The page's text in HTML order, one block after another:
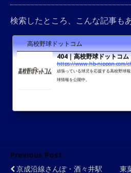
検索したところ、こんな記事も
高校野球ドットコム
404｜高校野球ドットコム
頑張っている球児を応援する高校野球
球情報を公開中。
Previous Post
京成沿線さんぽ・酒々井駅
東